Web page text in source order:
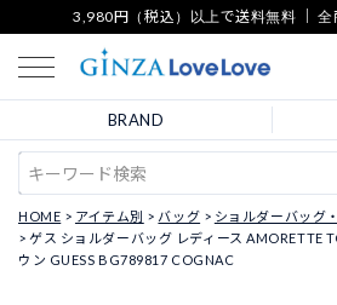
3,980円（税込）以上で送料無料 ｜
BRAND
HOME アイテム別 バッグ
ショルダーバッグ
ゲス ショルダーバッグ レディース AMORETTE
ウン GUESS BG789817 COGNAC